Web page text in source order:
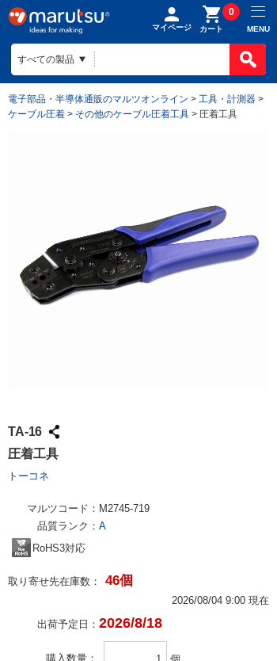
マイページ カート
0
MENU
電子部品・半導体通販のマルツオンライン > 工具・計測器 >
ケーブル圧着 > その他のケーブル圧着工具 > 圧着工具
TA-16
圧着工具
トーコネ
マルツコード： M2745-719
品質ランク： A
RoHS3対応
取り寄せ先在庫数： 46個
2026/08/04 9:00 現在
出荷予定日： 2026/8/18
購入数量 個